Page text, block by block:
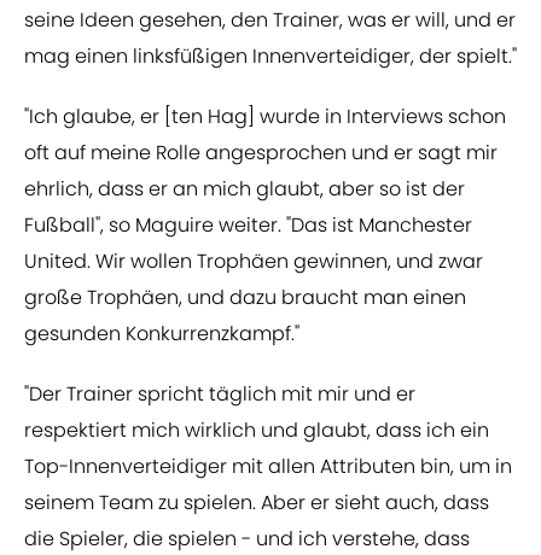
seine Ideen gesehen, den Trainer, was er will, und er
mag einen linksfüßigen Innenverteidiger, der spielt."
"Ich glaube, er [ten Hag] wurde in Interviews schon
oft auf meine Rolle angesprochen und er sagt mir
ehrlich, dass er an mich glaubt, aber so ist der
Fußball", so Maguire weiter. "Das ist Manchester
United. Wir wollen Trophäen gewinnen, und zwar
große Trophäen, und dazu braucht man einen
gesunden Konkurrenzkampf."
"Der Trainer spricht täglich mit mir und er
respektiert mich wirklich und glaubt, dass ich ein
Top-Innenverteidiger mit allen Attributen bin, um in
seinem Team zu spielen. Aber er sieht auch, dass
die Spieler, die spielen - und ich verstehe, dass